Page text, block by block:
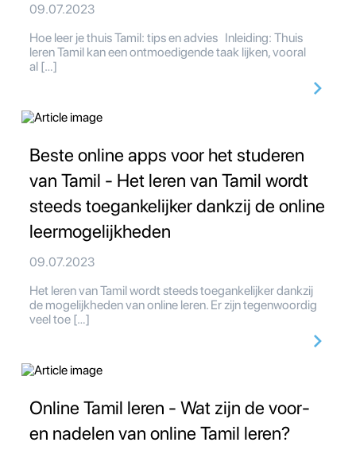
09.07.2023
Hoe leer je thuis Tamil: tips en advies Inleiding: Thuis
leren Tamil kan een ontmoedigende taak lijken, vooral
al […]
Beste online apps voor het studeren
van Tamil - Het leren van Tamil wordt
steeds toegankelijker dankzij de online
leermogelijkheden
09.07.2023
Het leren van Tamil wordt steeds toegankelijker dankzij
de mogelijkheden van online leren. Er zijn tegenwoordig
veel toe […]
Online Tamil leren - Wat zijn de voor-
en nadelen van online Tamil leren?